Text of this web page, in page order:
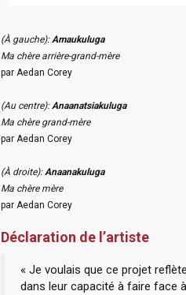
(À gauche):Amaukuluga
Ma chère arrière-grand-mère
par Aedan Corey
(Au centre):Anaanatsiakuluga
Ma chère grand-mère
par Aedan Corey
(À droite):Anaanakuluga
Ma chère mère
par Aedan Corey
Déclaration de l’artiste
« Je voulais que ce projet
dans leur capacité à faire face